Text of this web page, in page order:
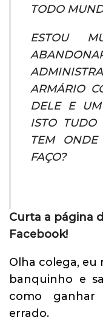
TODO
ESTOU
ARMÁRIO
DELE E
ISTO
TEM
FAÇO?
Curta a página
Facebook!
Olha colega, eu
banquinho e
como
errado.